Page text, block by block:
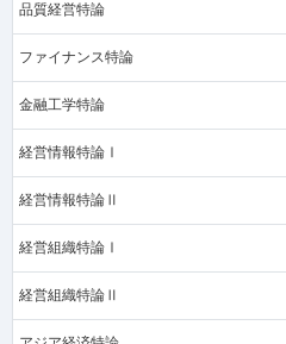
品質経営特論
ファイナンス特論
金融工学特論
経営情報特論Ⅰ
経営情報特論Ⅱ
経営組織特論Ⅰ
経営組織特論Ⅱ